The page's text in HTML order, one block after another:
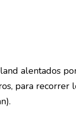
alentados
para recorrer